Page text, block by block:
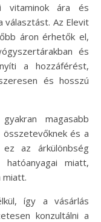
vitaminok ára és
választást. Az Elevit
áron érhetők el,
és
a hozzáférést,
és hosszú
magasabb
összetevőknek és a
ez az árkülönbség
miatt,
miatt.
így a vásárlás
konzultálni a